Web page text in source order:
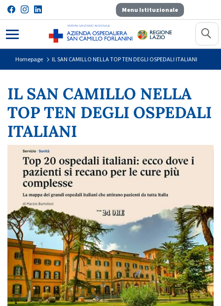
Menu Istituzionale
IL SAN CAMILLO NELLA TOP
Homepage IL SAN CAMILLO NELLA TOP TEN DEGLI OSPEDALI ITALIANI
IL SAN CAMILLO NELLA
TOP TEN DEGLI OSPEDALI
ITALIANI